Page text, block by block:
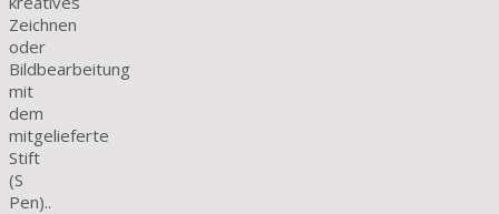
Zeichnen
oder
Bildbearbeitung
mit
dem
mitgelieferte
Stift
(S
Pen)..